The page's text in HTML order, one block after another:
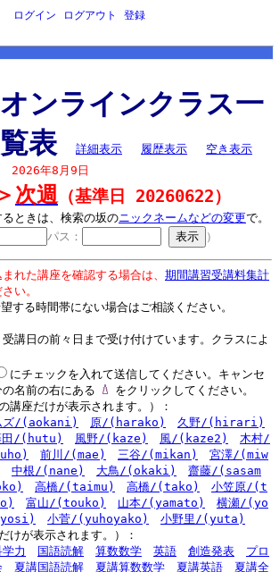
ログイン ログアウト 登録
オンラインクラス一
覧表
詳細表示 履歴表示
空き表示
2026年8月9日
＞ 次週 （基準日 20260622）
るときは、検索の坂のニックネームなどの変更で。
パス： ）
れた講座を確認する場合は、 期間講習受講料集計
い。
する時間帯にない場合はご相談ください。
講日の前々日まで受け付けています。クラスによ
にチェックを入れて送信してください。キャンセ
名前の右にある
をクリックしてください。
講座だけが表示されます。）：
ズ/(aokani) 原/(harako)
久野/(hirari)
田/(hutu) 風野/(kaze) 風/(kaze2)
木村/
前川/(mae) 三谷/(mikan)
宮澤/(miw
中根/(nane) 大鳥/(okaki)
齋藤/(sasam
高橋/(taimu) 高橋/(tako)
小笠原/(t
富山/(touko) 山本/(yamato)
横瀬/(yo
小菅/(yuhoyako)
小野里/(yuta)
けが表示されます。）：
力 国語読解 算数数学 英語 創造発表
プロ
夏講国語読解 夏講算数数学 夏講英語
夏講全